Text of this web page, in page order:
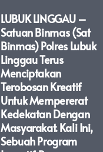
LUBUK LINGGAU –
Satuan Binmas (Sat
Binmas) Polres Lubuk
Linggau Terus
Menciptakan
Terobosan Kreatif
Untuk Mempererat
Kedekatan Dengan
Masyarakat. Kali Ini,
Sebuah Program